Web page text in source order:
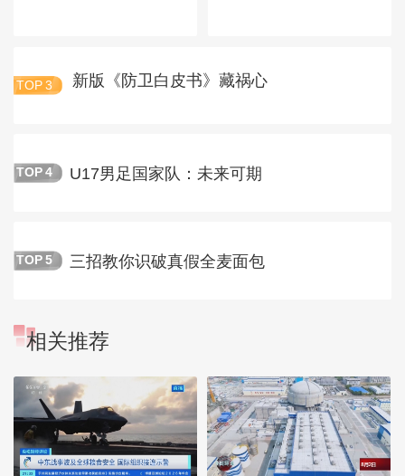
TOP 3 新版《防卫白皮书》藏祸心
TOP 4 U17男足国家队：未来可期
TOP 5 三招教你识破真假全麦面包
相关推荐